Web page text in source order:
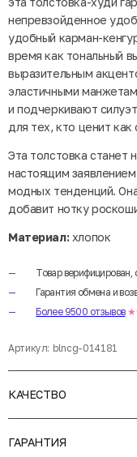
непревзойденное
удобный карман-
время как тональный
выразительным
эластичными
и подчеркивают
для тех, кто ценит как
Эта толстовка станет
настоящим
модных тенденций.
добавит нотку
Материал:хлопок
Товар верифицирован,
Гарантия обмена и
Более 9500 отзывов
Артикул: blncg-014181
КАЧЕСТВО
ГАРАНТИЯ